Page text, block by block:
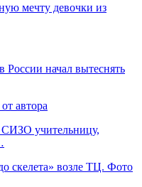
мечту девочки из
начал вытеснять
автора
СИЗО учительницу,
скелета» возле ТЦ. Фото